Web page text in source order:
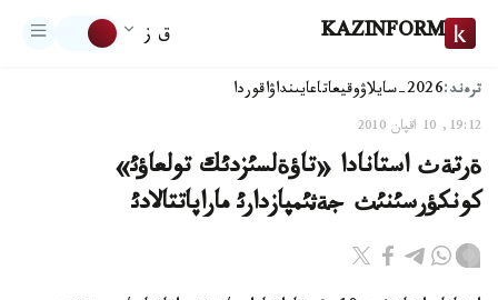
KAZINFORM ق ز
ترەند:2026-سايلاۋ وقيعاتاعايىنداۋاقوردا
19:12, 10 اقپان 2010
ةرتةث استانادا «تاؤةلسئزدئك تولعاؤئ»
كونكؤرسئنئث جةثئمپازدارئ ماراپاتتالادئ